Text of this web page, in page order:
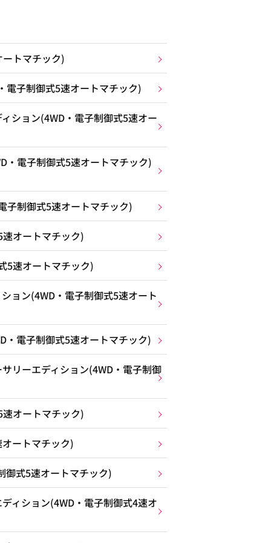
ートマチック)
子制御式5速オートマチック)
ション(4WD・電子制御式5速オー
電子制御式5速オートマチック)
子制御式5速オートマチック)
オートマチック)
5速オートマチック)
ン(4WD・電子制御式5速オート
・電子制御式5速オートマチック)
リーエディション(4WD・電子制御
オートマチック)
ートマチック)
御式5速オートマチック)
ィション(4WD・電子制御式4速オ